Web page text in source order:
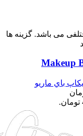
می باشد. گزینه ها
باي ماريو
4,500,000 تومان